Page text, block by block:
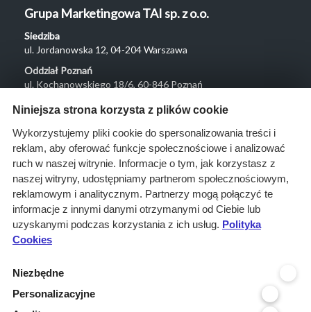
Grupa Marketingowa TAI sp. z o.o.
Siedziba
ul. Jordanowska 12, 04-204 Warszawa
Oddział Poznań
ul. Kochanowskiego 18/6, 60-846 Poznań
Menu
O nas
Rozwiązania
Monitoring
przetargów
Raporty
przetargowe
Kontakt
Niniejsza strona korzysta z plików cookie
Wykorzystujemy pliki cookie do spersonalizowania treści i
reklam, aby oferować funkcje społecznościowe i analizować
ruch w naszej witrynie. Informacje o tym, jak korzystasz z
naszej witryny, udostępniamy partnerom społecznościowym,
reklamowym i analitycznym. Partnerzy mogą połączyć te
informacje z innymi danymi otrzymanymi od Ciebie lub
uzyskanymi podczas korzystania z ich usług. Polityka
Cookies
Niezbędne
Personalizacyjne